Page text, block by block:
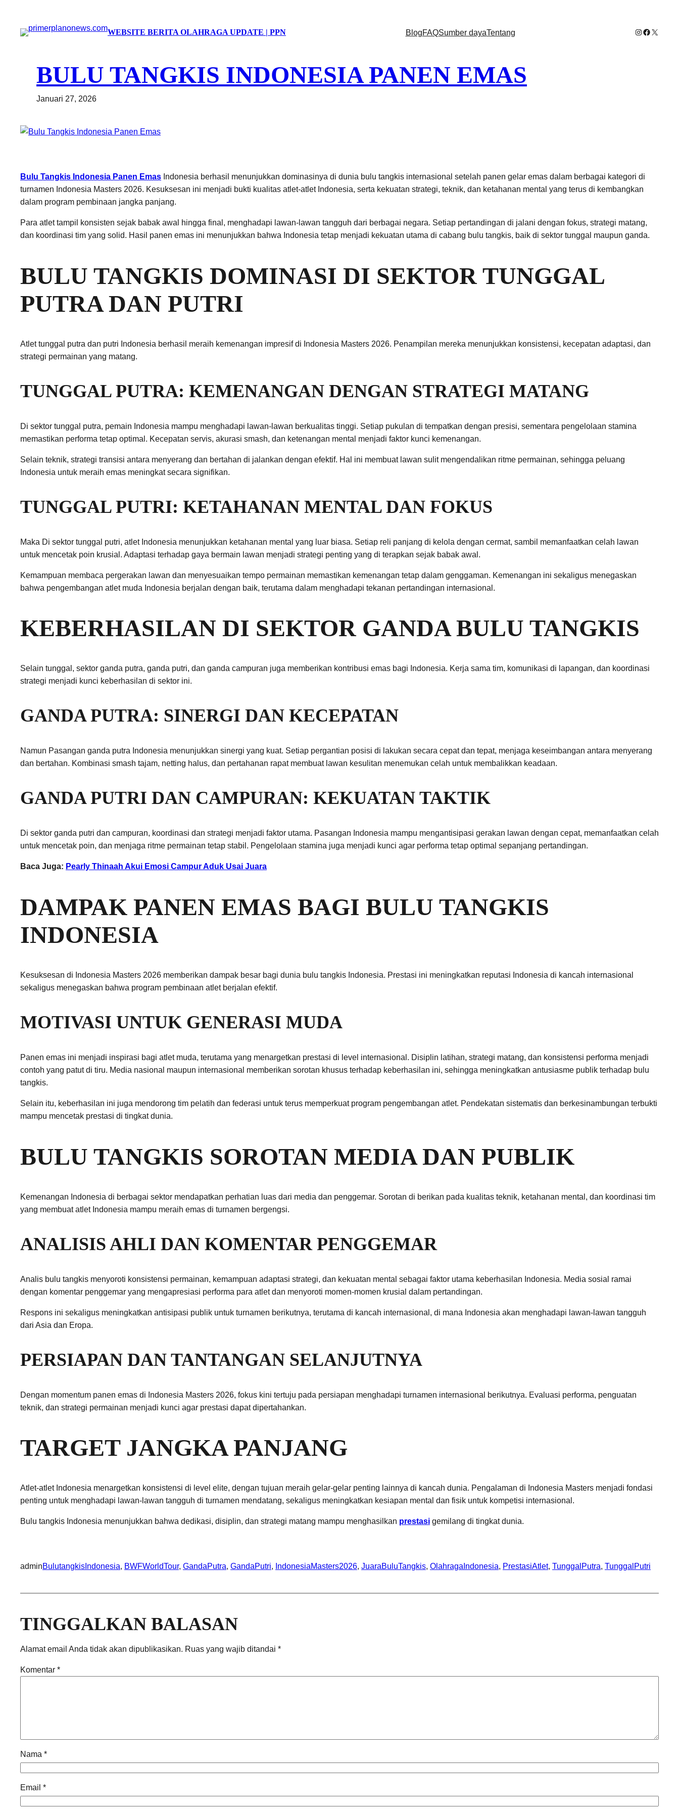
konten
WEBSITE BERITA OLAHRAGA UPDATE | PPN BlogFAQSumber dayaTentang Instagram
Facebook
X
BULU TANGKIS INDONESIA PANEN EMAS
Januari 27, 2026
Bulu Tangkis Indonesia Panen Emas Indonesia berhasil menunjukkan dominasinya di dunia bulu tangkis internasional setelah panen gelar emas dalam berbagai kategori di
turnamen Indonesia Masters 2026. Kesuksesan ini menjadi bukti kualitas atlet-atlet Indonesia, serta kekuatan strategi, teknik, dan ketahanan mental yang terus di kembangkan
dalam program pembinaan jangka panjang.
Para atlet tampil konsisten sejak babak awal hingga final, menghadapi lawan-lawan tangguh dari berbagai negara. Setiap pertandingan di jalani dengan fokus, strategi matang,
dan koordinasi tim yang solid. Hasil panen emas ini menunjukkan bahwa Indonesia tetap menjadi kekuatan utama di cabang bulu tangkis, baik di sektor tunggal maupun ganda.
BULU TANGKIS DOMINASI DI SEKTOR TUNGGAL
PUTRA DAN PUTRI
Atlet tunggal putra dan putri Indonesia berhasil meraih kemenangan impresif di Indonesia Masters 2026. Penampilan mereka menunjukkan konsistensi, kecepatan adaptasi, dan
strategi permainan yang matang.
TUNGGAL PUTRA: KEMENANGAN DENGAN STRATEGI MATANG
Di sektor tunggal putra, pemain Indonesia mampu menghadapi lawan-lawan berkualitas tinggi. Setiap pukulan di tempatkan dengan presisi, sementara pengelolaan stamina
memastikan performa tetap optimal. Kecepatan servis, akurasi smash, dan ketenangan mental menjadi faktor kunci kemenangan.
Selain teknik, strategi transisi antara menyerang dan bertahan di jalankan dengan efektif. Hal ini membuat lawan sulit mengendalikan ritme permainan, sehingga peluang
Indonesia untuk meraih emas meningkat secara signifikan.
TUNGGAL PUTRI: KETAHANAN MENTAL DAN FOKUS
Maka Di sektor tunggal putri, atlet Indonesia menunjukkan ketahanan mental yang luar biasa. Setiap reli panjang di kelola dengan cermat, sambil memanfaatkan celah lawan
untuk mencetak poin krusial. Adaptasi terhadap gaya bermain lawan menjadi strategi penting yang di terapkan sejak babak awal.
Kemampuan membaca pergerakan lawan dan menyesuaikan tempo permainan memastikan kemenangan tetap dalam genggaman. Kemenangan ini sekaligus menegaskan
bahwa pengembangan atlet muda Indonesia berjalan dengan baik, terutama dalam menghadapi tekanan pertandingan internasional.
KEBERHASILAN DI SEKTOR GANDA BULU TANGKIS
Selain tunggal, sektor ganda putra, ganda putri, dan ganda campuran juga memberikan kontribusi emas bagi Indonesia. Kerja sama tim, komunikasi di lapangan, dan koordinasi
strategi menjadi kunci keberhasilan di sektor ini.
GANDA PUTRA: SINERGI DAN KECEPATAN
Namun Pasangan ganda putra Indonesia menunjukkan sinergi yang kuat. Setiap pergantian posisi di lakukan secara cepat dan tepat, menjaga keseimbangan antara menyerang
dan bertahan. Kombinasi smash tajam, netting halus, dan pertahanan rapat membuat lawan kesulitan menemukan celah untuk membalikkan keadaan.
GANDA PUTRI DAN CAMPURAN: KEKUATAN TAKTIK
Di sektor ganda putri dan campuran, koordinasi dan strategi menjadi faktor utama. Pasangan Indonesia mampu mengantisipasi gerakan lawan dengan cepat, memanfaatkan celah
untuk mencetak poin, dan menjaga ritme permainan tetap stabil. Pengelolaan stamina juga menjadi kunci agar performa tetap optimal sepanjang pertandingan.
Baca Juga: Pearly Thinaah Akui Emosi Campur Aduk Usai Juara
DAMPAK PANEN EMAS BAGI BULU TANGKIS
INDONESIA
Kesuksesan di Indonesia Masters 2026 memberikan dampak besar bagi dunia bulu tangkis Indonesia. Prestasi ini meningkatkan reputasi Indonesia di kancah internasional
sekaligus menegaskan bahwa program pembinaan atlet berjalan efektif.
MOTIVASI UNTUK GENERASI MUDA
Panen emas ini menjadi inspirasi bagi atlet muda, terutama yang menargetkan prestasi di level internasional. Disiplin latihan, strategi matang, dan konsistensi performa menjadi
contoh yang patut di tiru. Media nasional maupun internasional memberikan sorotan khusus terhadap keberhasilan ini, sehingga meningkatkan antusiasme publik terhadap bulu
tangkis.
Selain itu, keberhasilan ini juga mendorong tim pelatih dan federasi untuk terus memperkuat program pengembangan atlet. Pendekatan sistematis dan berkesinambungan terbukti
mampu mencetak prestasi di tingkat dunia.
BULU TANGKIS SOROTAN MEDIA DAN PUBLIK
Kemenangan Indonesia di berbagai sektor mendapatkan perhatian luas dari media dan penggemar. Sorotan di berikan pada kualitas teknik, ketahanan mental, dan koordinasi tim
yang membuat atlet Indonesia mampu meraih emas di turnamen bergengsi.
ANALISIS AHLI DAN KOMENTAR PENGGEMAR
Analis bulu tangkis menyoroti konsistensi permainan, kemampuan adaptasi strategi, dan kekuatan mental sebagai faktor utama keberhasilan Indonesia. Media sosial ramai
dengan komentar penggemar yang mengapresiasi performa para atlet dan menyoroti momen-momen krusial dalam pertandingan.
Respons ini sekaligus meningkatkan antisipasi publik untuk turnamen berikutnya, terutama di kancah internasional, di mana Indonesia akan menghadapi lawan-lawan tangguh
dari Asia dan Eropa.
PERSIAPAN DAN TANTANGAN SELANJUTNYA
Dengan momentum panen emas di Indonesia Masters 2026, fokus kini tertuju pada persiapan menghadapi turnamen internasional berikutnya. Evaluasi performa, penguatan
teknik, dan strategi permainan menjadi kunci agar prestasi dapat dipertahankan.
TARGET JANGKA PANJANG
Atlet-atlet Indonesia menargetkan konsistensi di level elite, dengan tujuan meraih gelar-gelar penting lainnya di kancah dunia. Pengalaman di Indonesia Masters menjadi fondasi
penting untuk menghadapi lawan-lawan tangguh di turnamen mendatang, sekaligus meningkatkan kesiapan mental dan fisik untuk kompetisi internasional.
Bulu tangkis Indonesia menunjukkan bahwa dedikasi, disiplin, dan strategi matang mampu menghasilkan prestasi gemilang di tingkat dunia.
adminBulutangkisIndonesia, BWFWorldTour, GandaPutra, GandaPutri, IndonesiaMasters2026, JuaraBuluTangkis, OlahragaIndonesia, PrestasiAtlet, TunggalPutra, TunggalPutri
TINGGALKAN BALASAN
Alamat email Anda tidak akan dipublikasikan. Ruas yang wajib ditandai *
Komentar *
Nama *
Email *